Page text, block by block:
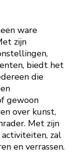
ware
zijn
biedt het
die
gewoon
over kunst,
Met zijn
zal
en verrassen.